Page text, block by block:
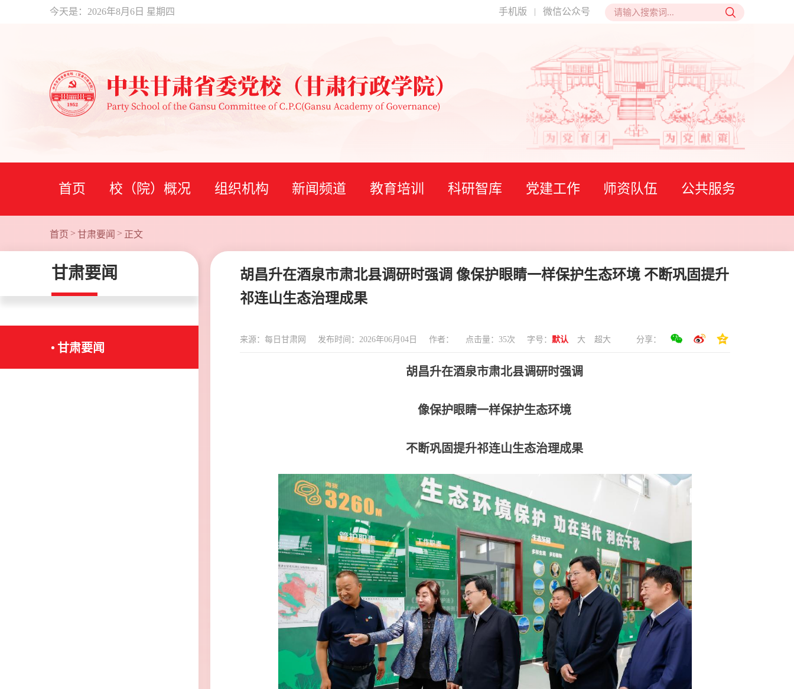
今天是： 2026年8月6日 星期四 手机版 微信公众号
首页 校（院）概况 组织机构 新闻频道 教育培训 科研智库 党建工作 师资队伍 公共服务
首页 > 甘肃要闻 > 正文
甘肃要闻
甘肃要闻
胡昌升在酒泉市肃北县调研时强调 像保护眼睛一样保护生态环境 不断巩固提升
祁连山生态治理成果
来源：每日甘肃网 发布时间：2026年06月04日 作者： 点击量： 35次 字号： 默认 大 超大 分享：
胡昌升在酒泉市肃北县调研时强调
像保护眼睛一样保护生态环境
不断巩固提升祁连山生态治理成果